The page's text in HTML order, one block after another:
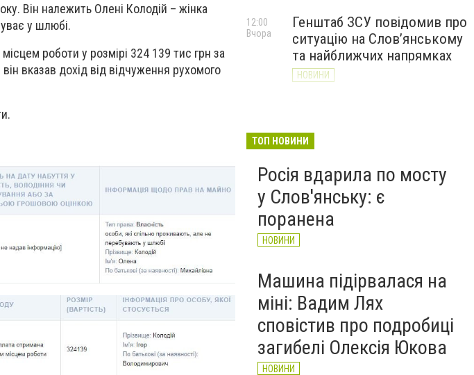
Він належить Олені Колодій – жінка
у шлюбі.
роботи у розмірі 324 139 тис грн за
вказав дохід від відчуження рухомого
Генштаб ЗСУ повідомив про
ситуацію на Слов’янському
та найближчих напрямках
НОВИНИ
12:00
Вчора
великої війни: 7 серпня
ТОП НОВИНИ
Росія вдарила по мосту
у Слов'янську: є
поранена
НОВИНИ
Машина підірвалася на
міні: Вадим Лях
сповістив про подробиці
загибелі Олексія Юкова
НОВИНИ